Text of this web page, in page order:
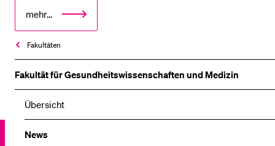
Fakultäten
Fakultät für Gesundheits­­wissenschaften und Medizin
Übersicht
News
mehr...